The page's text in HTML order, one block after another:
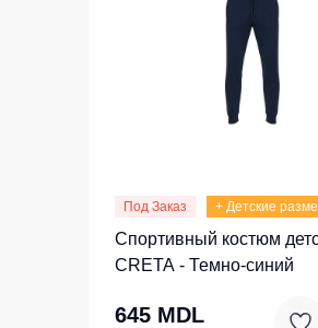
Под Заказ + Детские
Спортивный костюм
CRETA - Темно-синий
645 MDL